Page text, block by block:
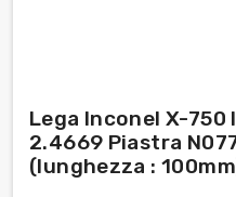
Lega Inconel X-750
2.4669 Piastra
(lunghezza :